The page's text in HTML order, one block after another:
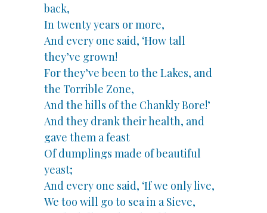
back,
In twenty years or more,
And every one said, ‘How tall
they’ve grown!
For they’ve been to the Lakes, and
the Torrible Zone,
And the hills of the Chankly Bore!’
And they drank their health, and
gave them a feast
Of dumplings made of beautiful
yeast;
And every one said, ‘If we only live,
We too will go to sea in a Sieve,